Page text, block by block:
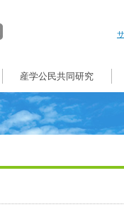
産学公民共同研究